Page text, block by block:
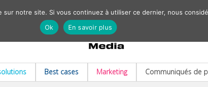
Best cases Marketing Communiqués de
notre site. Si vous continuez à utiliser ce dernier, nous
Ok
En savoir plus